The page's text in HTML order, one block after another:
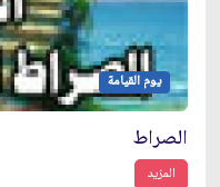
يوم القيامة
الصراط
المزيد